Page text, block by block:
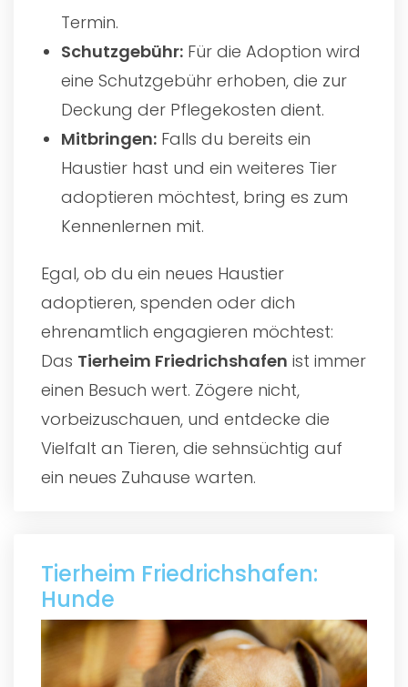
Termin.
Schutzgebühr: Für die Adoption wird
eine Schutzgebühr erhoben, die zur
Deckung der Pflegekosten dient.
Mitbringen: Falls du bereits ein
Haustier hast und ein weiteres Tier
adoptieren möchtest, bring es zum
Kennenlernen mit.
Egal, ob du ein neues Haustier
adoptieren, spenden oder dich
ehrenamtlich engagieren möchtest:
Das Tierheim Friedrichshafen ist immer
einen Besuch wert. Zögere nicht,
vorbeizuschauen, und entdecke die
Vielfalt an Tieren, die sehnsüchtig auf
ein neues Zuhause warten.
Tierheim Friedrichshafen:
Hunde